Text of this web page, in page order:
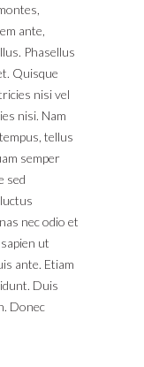
ante,
Phasellus
Quisque
nisi vel
nisi. Nam
tellus
semper
sed
nec odio et
ut
ante. Etiam
Duis
Donec